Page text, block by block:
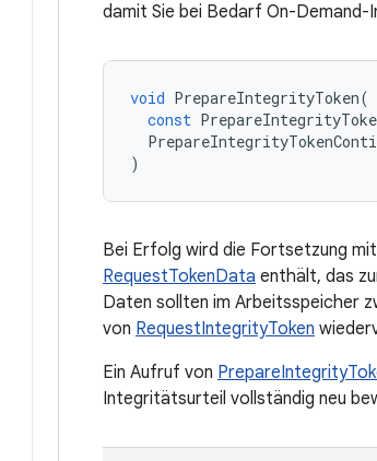
damit Sie bei Bedarf On-
void PrepareIntegrityToken(
const
)
Bei Erfolg wird die Fortsetzung
RequestTokenData enthält, das
Daten sollten im Arbeitsspeicher
von RequestIntegrityToken
Ein Aufruf von
Integritätsurteil vollständig neu